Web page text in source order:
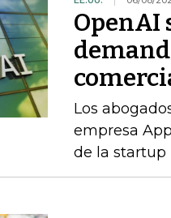
OpenAI
Los
empresa
de la startup